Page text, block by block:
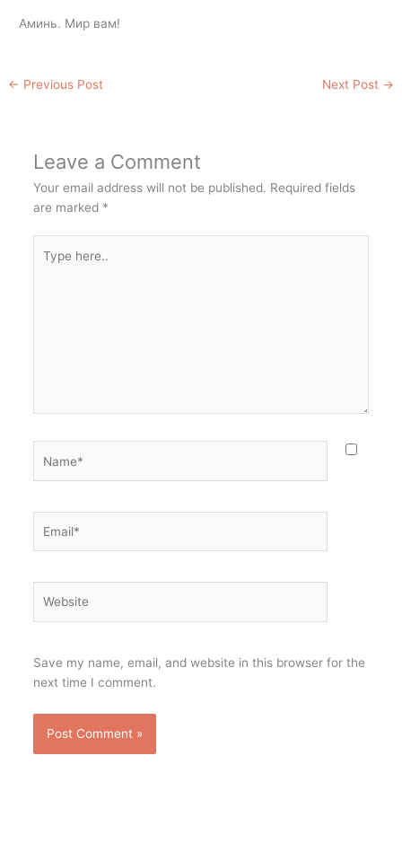
Аминь. Мир вам!
← Previous Post Next Post →
Leave a Comment
Your email address will not be published. Required fields
are marked *
here..
Save my name, email, and website in this browser for the
next time I comment.